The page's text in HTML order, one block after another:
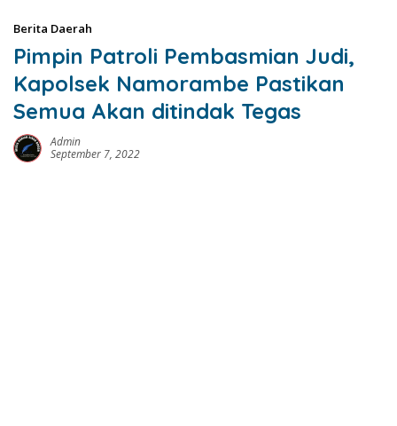
Berita Daerah
Pimpin Patroli Pembasmian Judi,
Kapolsek Namorambe Pastikan
Semua Akan ditindak Tegas
Admin
September 7, 2022